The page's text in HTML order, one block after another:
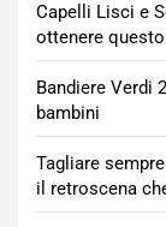
Capelli Lisci e
ottenere
Bandiere Verdi
bambini
Tagliare
il retroscena